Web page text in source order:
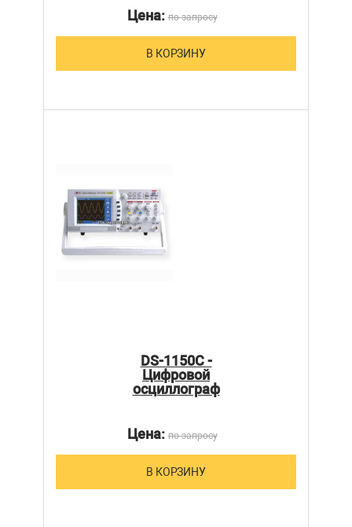
Цена:по запросу
В КОРЗИНУ
DS-1150C -
Цифровой
осциллограф
Цена:по запросу
В КОРЗИНУ